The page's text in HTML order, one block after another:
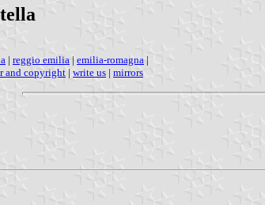
| reggio emilia | emilia-romagna |
and copyright | write us | mirrors